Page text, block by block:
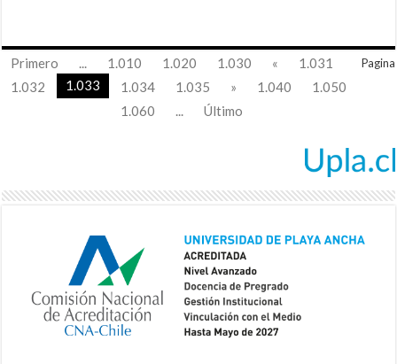
Pagina
Primero ... 1.010 1.020 1.030 «
1.031
1.032
1.033 1.034 1.035 » 1.040
1.050
1.060
... Último